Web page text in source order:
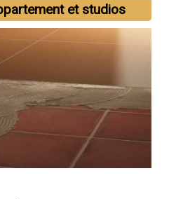
et studios